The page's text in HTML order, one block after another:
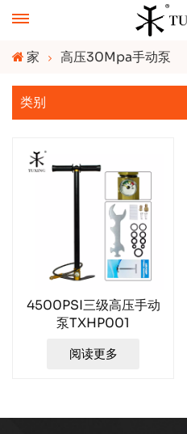
家 高压30Mpa手动泵
类别
4500PSI三级高压手动
泵TXHP001
阅读更多